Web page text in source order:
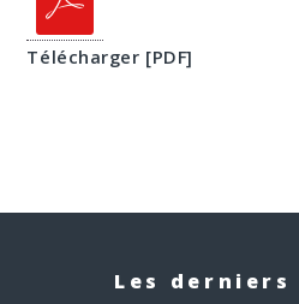
Télécharger [PDF]
Les derniers